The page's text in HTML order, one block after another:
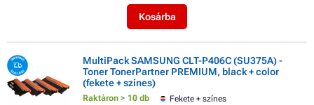
Kosárba
MultiPack SAMSUNG CLT-P406C (SU375A) -
Toner TonerPartner PREMIUM, black + color
(fekete + színes)
Raktáron > 10 db
Fekete + színes